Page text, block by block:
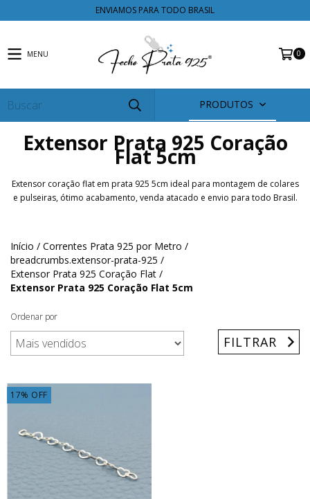
ENVIAMOS PARA TODO BRASIL
MENU 0
PRODUTOS
Extensor Prata 925 Coração
Flat 5cm
Extensor coração flat em prata 925 5cm ideal para montagem de colares
e pulseiras, ótimo acabamento, venda atacado e envio para todo Brasil.
Início / Correntes Prata 925 por Metro /
breadcrumbs.extensor-prata-925 /
Extensor Prata 925 Coração Flat /
Extensor Prata 925 Coração Flat 5cm
Ordenar por
FILTRAR
17% OFF